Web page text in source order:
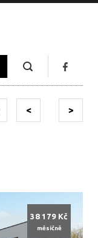
>
<
38 179 Kč
měsíčně